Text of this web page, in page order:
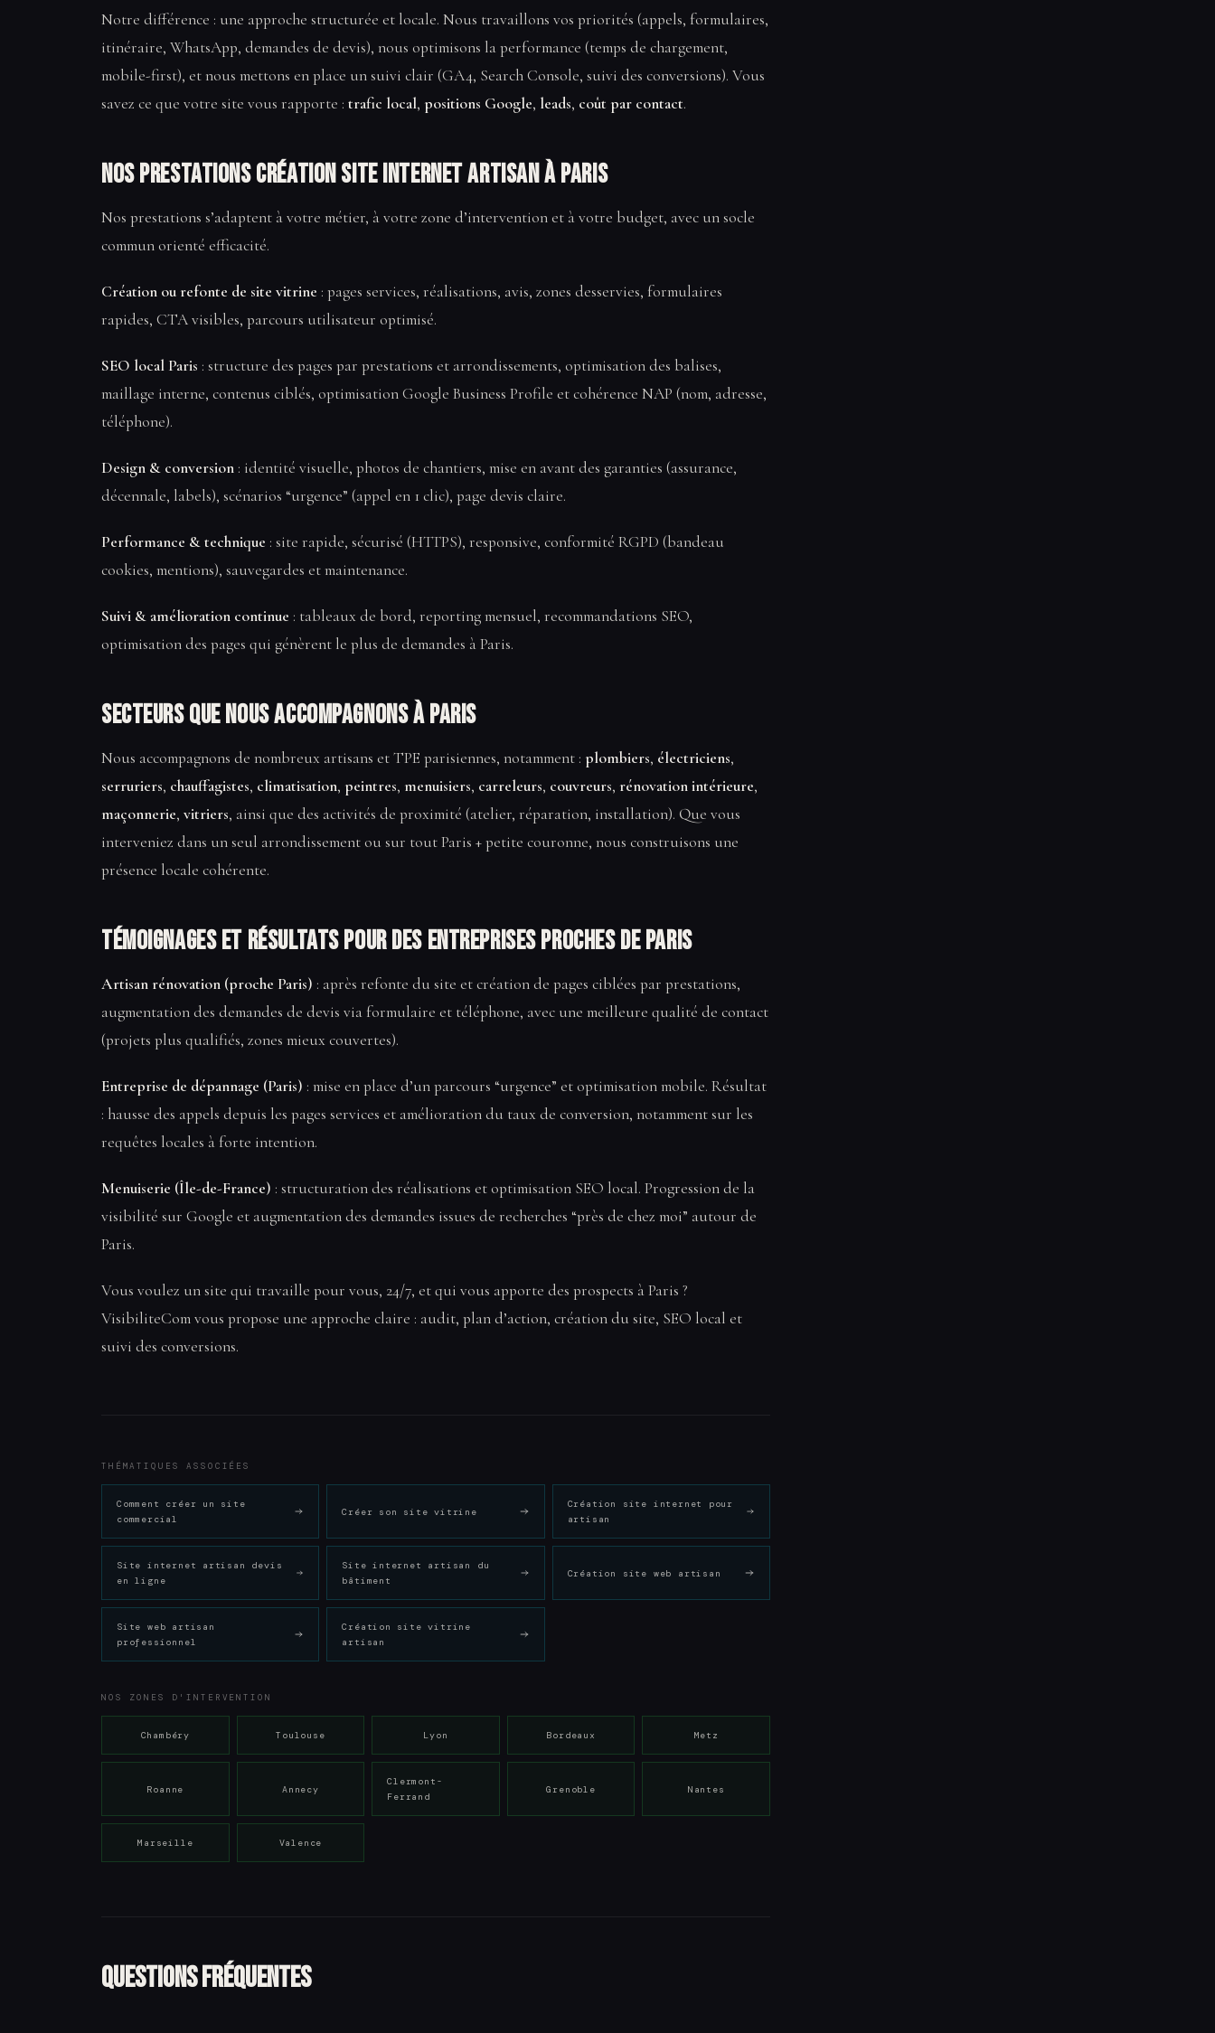
Notre différence : une approche structurée et locale. Nous travaillons vos priorités (appels, formulaires,
itinéraire, WhatsApp, demandes de devis), nous optimisons la performance (temps de chargement,
mobile-first), et nous mettons en place un suivi clair (GA4, Search Console, suivi des conversions). Vous
savez ce que votre site vous rapporte : trafic local, positions Google, leads, coût par contact.
Nos prestations Création site internet artisan à Paris
Nos prestations s’adaptent à votre métier, à votre zone d’intervention et à votre budget, avec un socle
commun orienté efficacité.
Création ou refonte de site vitrine : pages services, réalisations, avis, zones desservies, formulaires
rapides, CTA visibles, parcours utilisateur optimisé.
SEO local Paris : structure des pages par prestations et arrondissements, optimisation des balises,
maillage interne, contenus ciblés, optimisation Google Business Profile et cohérence NAP (nom, adresse,
téléphone).
Design & conversion : identité visuelle, photos de chantiers, mise en avant des garanties (assurance,
décennale, labels), scénarios “urgence” (appel en 1 clic), page devis claire.
Performance & technique : site rapide, sécurisé (HTTPS), responsive, conformité RGPD (bandeau
cookies, mentions), sauvegardes et maintenance.
Suivi & amélioration continue : tableaux de bord, reporting mensuel, recommandations SEO,
optimisation des pages qui génèrent le plus de demandes à Paris.
Secteurs que nous accompagnons à Paris
Nous accompagnons de nombreux artisans et TPE parisiennes, notamment : plombiers, électriciens,
serruriers, chauffagistes, climatisation, peintres, menuisiers, carreleurs, couvreurs, rénovation intérieure,
maçonnerie, vitriers, ainsi que des activités de proximité (atelier, réparation, installation). Que vous
interveniez dans un seul arrondissement ou sur tout Paris + petite couronne, nous construisons une
présence locale cohérente.
Témoignages et résultats pour des entreprises proches de Paris
Artisan rénovation (proche Paris) : après refonte du site et création de pages ciblées par prestations,
augmentation des demandes de devis via formulaire et téléphone, avec une meilleure qualité de contact
(projets plus qualifiés, zones mieux couvertes).
Entreprise de dépannage (Paris) : mise en place d’un parcours “urgence” et optimisation mobile. Résultat
: hausse des appels depuis les pages services et amélioration du taux de conversion, notamment sur les
requêtes locales à forte intention.
Menuiserie (Île-de-France) : structuration des réalisations et optimisation SEO local. Progression de la
visibilité sur Google et augmentation des demandes issues de recherches “près de chez moi” autour de
Paris.
Vous voulez un site qui travaille pour vous, 24/7, et qui vous apporte des prospects à Paris ?
VisibiliteCom vous propose une approche claire : audit, plan d’action, création du site, SEO local et
suivi des conversions.
THÉMATIQUES ASSOCIÉES
Comment créer un site
commercial
Créer son site vitrine
Création site internet pour
artisan
Site internet artisan devis
en ligne
Site internet artisan du
bâtiment
Création site web artisan
Site web artisan
professionnel
Création site vitrine
artisan
NOS ZONES D'INTERVENTION
Chambéry Toulouse Lyon Bordeaux Metz
Roanne Annecy
Clermont-
Ferrand
Grenoble Nantes
Marseille Valence
Questions fréquentes